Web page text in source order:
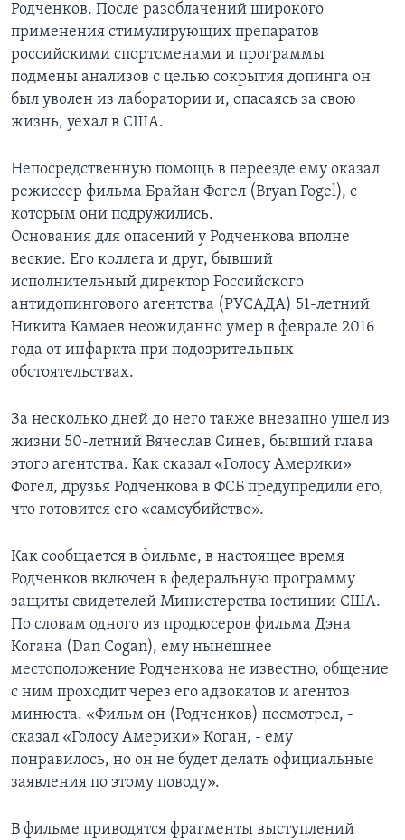
Родченков. После разоблачений широкого
применения стимулирующих препаратов
российскими спортсменами и программы
подмены анализов с целью сокрытия допинга он
был уволен из лаборатории и, опасаясь за свою
жизнь, уехал в США.
Непосредственную помощь в переезде ему оказал
режиссер фильма Брайан Фогел (Bryan Fogel), с
которым они подружились.
Основания для опасений у Родченкова вполне
веские. Его коллега и друг, бывший
исполнительный директор Российского
антидопингового агентства (РУСАДА) 51-летний
Никита Камаев неожиданно умер в феврале 2016
года от инфаркта при подозрительных
обстоятельствах.
За несколько дней до него также внезапно ушел из
жизни 50-летний Вячеслав Синев, бывший глава
этого агентства. Как сказал «Голосу Америки»
Фогел, друзья Родченкова в ФСБ предупредили его,
что готовится его «самоубийство».
Как сообщается в фильме, в настоящее время
Родченков включен в федеральную программу
защиты свидетелей Министерства юстиции США.
По словам одного из продюсеров фильма Дэна
Когана (Dan Cogan), ему нынешнее
местоположение Родченкова не известно, общение
с ним проходит через его адвокатов и агентов
минюста. «Фильм он (Родченков) посмотрел, -
сказал «Голосу Америки» Коган, - ему
понравилось, но он не будет делать официальные
заявления по этому поводу».
В фильме приводятся фрагменты выступлений